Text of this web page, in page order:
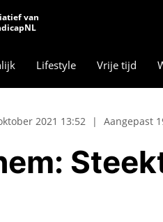
van
Lifestyle Vrije tijd
2021 13:52 | Aangepast